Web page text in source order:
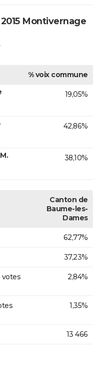
Montivernage
% voix commune
19,05%
42,86%
38,10%
Canton de
Baume-les-
Dames
62,77%
37,23%
votes
2,84%
1,35%
13 466